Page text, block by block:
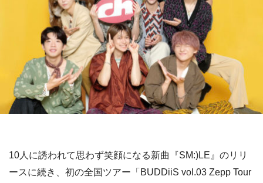
10人に誘われて思わず笑顔になる新曲『SM:)LE』のリリ
ースに続き、初の全国ツアー「BUDDiiS vol.03 Zepp Tour